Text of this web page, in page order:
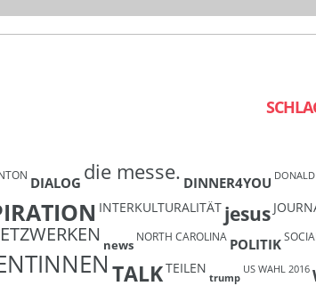
DIALOG die messe. DINNER4YOU
INTERKULTURALITÄT jesus
news
NORTH CAROLINA POLITIK
TALKTEILEN
trump
US WAHL 2016